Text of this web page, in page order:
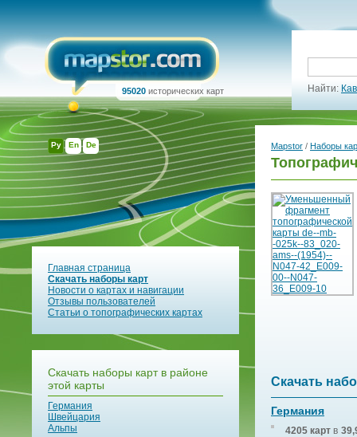
Ру En De
95020 исторических карт Найти:
Главная страница
Скачать наборы карт
Новости о картах и навигации
Отзывы пользователей
Статьи о топографических картах
Скачать наборы карт в районе
этой карты
Германия
Швейцария
Альпы
Mapstor / Наборы
Скачать
Германия
4205 карт в